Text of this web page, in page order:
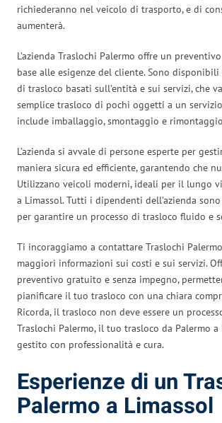
richiederanno nel veicolo di trasporto, e di
aumenterà.
L’azienda Traslochi Palermo offre un
base alle esigenze del cliente. Sono
di trasloco basati sull’entità e sui servizi, che
semplice trasloco di pochi oggetti a un
include imballaggio, smontaggio e
L’azienda si avvale di persone esperte per
maniera sicura ed efficiente, garantendo che
Utilizzano veicoli moderni, ideali per il lungo
a Limassol. Tutti i dipendenti dell’azienda
per garantire un processo di trasloco fluido e
Ti incoraggiamo a contattare Traslochi
maggiori informazioni sui costi e sui servizi.
preventivo gratuito e senza impegno,
pianificare il tuo trasloco con una chiara
Ricorda, il trasloco non deve essere un
Traslochi Palermo, il tuo trasloco da Palermo a
gestito con professionalità e cura.
Esperienze di un
Palermo a Limassol